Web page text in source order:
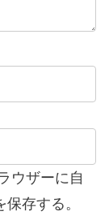
ウザーに自
存する。